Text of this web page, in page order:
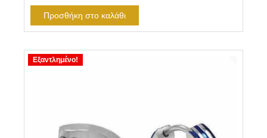
price
was:
€12.50.
τρέχουσα
τιμή
είναι:
€10.00.
Προσθήκη στο καλάθι
Εξαντλημένο!